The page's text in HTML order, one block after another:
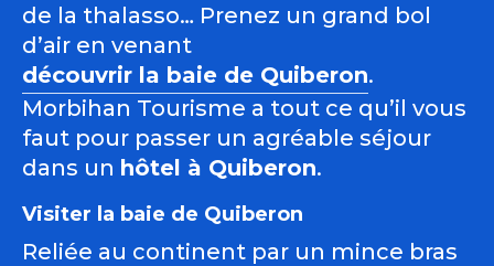
de la thalasso… Prenez un grand bol
d’air en venant
découvrir la baie de Quiberon.
Morbihan Tourisme a tout ce qu’il vous
faut pour passer un agréable séjour
dans un hôtel à Quiberon.
Visiter la baie de Quiberon
Reliée au continent par un mince bras